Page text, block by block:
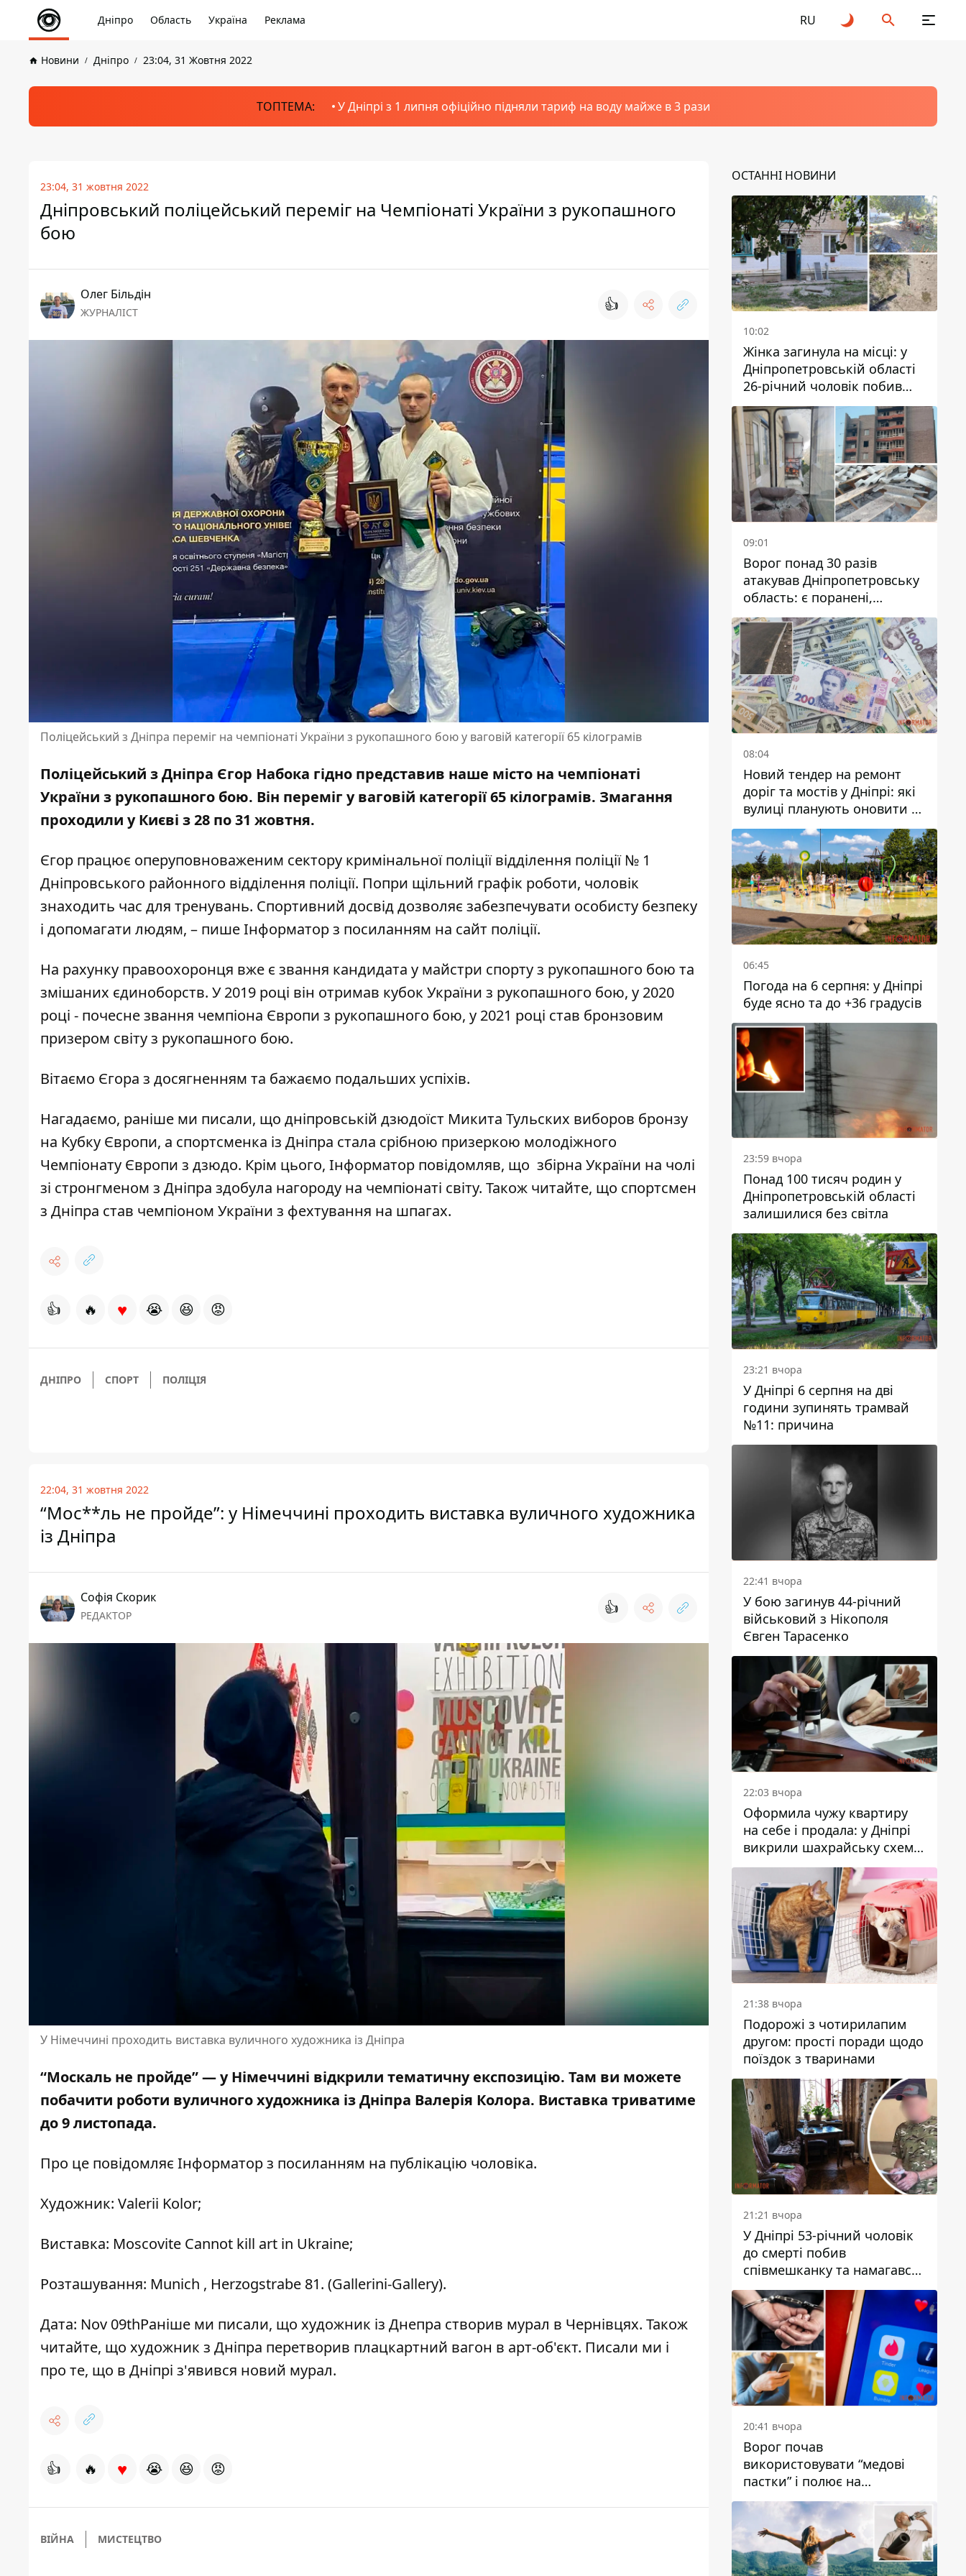
Дніпро Область Україна Реклама RU
Новини Дніпро 23:04, 31 Жовтня 2022
ТОПТЕМА: У Дніпрі з 1 липня офіційно підняли тариф на воду майже в 3 рази
23:04, 31 жовтня 2022
Дніпровський поліцейський переміг на Чемпіонаті України з рукопашного
бою
Олег Більдін
ЖУРНАЛІСТ 👍
Поліцейський з Дніпра переміг на чемпіонаті України з рукопашного бою у ваговій категорії 65 кілограмів
Поліцейський з Дніпра Єгор Набока гідно представив наше місто на чемпіонаті
України з рукопашного бою. Він переміг у ваговій категорії 65 кілограмів. Змагання
проходили у Києві з 28 по 31 жовтня.
Єгор працює оперуповноваженим сектору кримінальної поліції відділення поліції № 1
Дніпровського районного відділення поліції. Попри щільний графік роботи, чоловік
знаходить час для тренувань. Спортивний досвід дозволяє забезпечувати особисту безпеку
і допомагати людям, – пише Інформатор з посиланням на сайт поліції.
На рахунку правоохоронця вже є звання кандидата у майстри спорту з рукопашного бою та
змішаних єдиноборств. У 2019 році він отримав кубок України з рукопашного бою, у 2020
році - почесне звання чемпіона Європи з рукопашного бою, у 2021 році став бронзовим
призером світу з рукопашного бою.
Вітаємо Єгора з досягненням та бажаємо подальших успіхів.
Нагадаємо, раніше ми писали, що дніпровській дзюдоїст Микита Тульских виборов бронзу
на Кубку Європи, а спортсменка із Дніпра стала срібною призеркою молодіжного
Чемпіонату Європи з дзюдо. Крім цього, Інформатор повідомляв, що збірна України на чолі
зі стронгменом з Дніпра здобула нагороду на чемпіонаті світу. Також читайте, що спортсмен
з Дніпра став чемпіоном України з фехтування на шпагах.
👍 🔥 ♥ 😭 😆 😡
ДНІПРО СПОРТ ПОЛІЦІЯ
22:04, 31 жовтня 2022
“Мос**ль не пройде”: у Німеччині проходить виставка вуличного художника
із Дніпра
Софія Скорик
РЕДАКТОР 👍
У Німеччині проходить виставка вуличного художника із Дніпра
“Москаль не пройде” — у Німеччині відкрили тематичну експозицію. Там ви можете
побачити роботи вуличного художника із Дніпра Валерія Колора. Виставка триватиме
до 9 листопада.
Про це повідомляє Інформатор з посиланням на публікацію чоловіка.
Художник: Valerii Kolor;
Виставка: Moscovite Cannot kill art in Ukraine;
Розташування: Munich , Herzogstrabe 81. (Gallerini-Gallery).
Дата: Nov 09thРаніше ми писали, що художник із Днепра створив мурал в Чернівцях. Також
читайте, що художник з Дніпра перетворив плацкартний вагон в арт-об'єкт. Писали ми і
про те, що в Дніпрі з'явився новий мурал.
👍 🔥 ♥ 😭 😆 😡
ВІЙНА МИСТЕЦТВО
ОСТАННІ НОВИНИ
10:02
Жінка загинула на місці: у
Дніпропетровській області
26-річний чоловік побив
трьох людей металевим
предметом
09:01
Ворог понад 30 разів
атакував Дніпропетровську
область: є поранені,
пошкоджені ліцей, будинки
та підприємства
08:04
Новий тендер на ремонт
доріг та мостів у Дніпрі: які
вулиці планують оновити та
скільки десятків мільйонів
гривень на це хочуть
витратити
06:45
Погода на 6 серпня: у Дніпрі
буде ясно та до +36 градусів
23:59 вчора
Понад 100 тисяч родин у
Дніпропетровській області
залишилися без світла
23:21 вчора
У Дніпрі 6 серпня на дві
години зупинять трамвай
№11: причина
22:41 вчора
У бою загинув 44-річний
військовий з Нікополя
Євген Тарасенко
22:03 вчора
Оформила чужу квартиру
на себе і продала: у Дніпрі
викрили шахрайську схему
з нерухомістю
21:38 вчора
Подорожі з чотирилапим
другом: прості поради щодо
поїздок з тваринами
21:21 вчора
У Дніпрі 53-річний чоловік
до смерті побив
співмешканку та намагався
приховати злочин: деталі
20:41 вчора
Ворог почав
використовувати “медові
пастки” і полює на
українських військових